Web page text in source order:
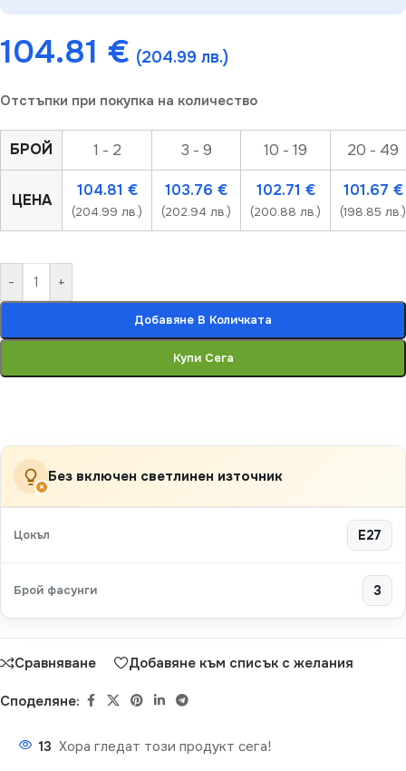
104.81 € (204.99 лв.)
Отстъпки при покупка на количество
БРОЙ 1 - 2 3 - 9 10 - 19 20 - 49
ЦЕНА
104.81 €
(204.99 лв.)
103.76 €
(202.94 лв.)
102.71 €
(200.88 лв.)
101.67 €
(198.85 лв.)
- +
Добавяне В Количката
Купи Сега
×
Без включен светлинен източник
Цокъл E27
Брой фасунги 3
Сравняване Добавяне към списък с желания
Споделяне:
13 Хора гледат този продукт сега!